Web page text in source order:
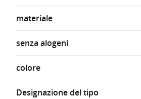
materiale
senza alogeni
colore
Designazione del tipo